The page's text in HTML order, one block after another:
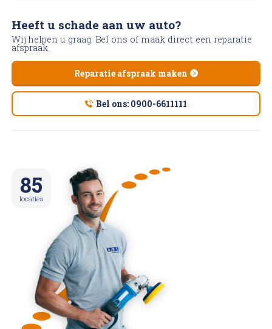
85
locaties
Heeft u schade aan uw auto?
Wij helpen u graag. Bel ons of maak direct een reparatie
afspraak.
Reparatie afspraak maken
Bel ons: 0900-6611111